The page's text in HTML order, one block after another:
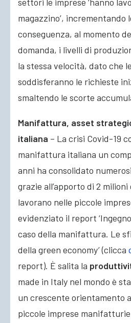
magazzino’, incrementando
conseguenza, al momento
domanda, i livelli di
la stessa velocità, dato che
soddisferanno le richieste
smaltendo le scorte
Manifattura, asset
italiana – La crisi Covid-19
manifattura italiana un
anni ha consolidato
grazie all’apporto di 2
lavorano nelle piccole
evidenziato il report
caso della manifattura. Le
della green economy’ (clicca
report). È salita la
made in Italy nel mondo è
un crescente orientamento
piccole imprese